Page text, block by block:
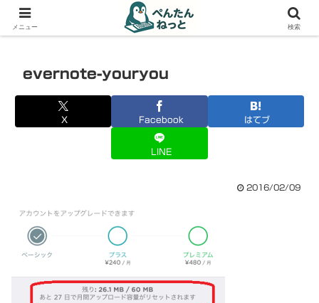
PCやガジェットの備忘録
evernote-youryou
X Facebook はてブ
LINE
2016/02/09
メニュー 検索